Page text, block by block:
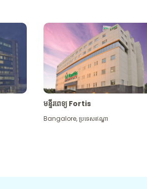
មន្ទីរពេទ្យ Fortis
Bangalore,ប្រទេសឥណ្ឌា